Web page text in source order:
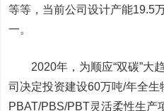
等等，当前公司设计产能19.5
一。
2020年，为顺应“双碳”大
司决定投资建设60万吨/年全生
PBAT/PBS/PBT灵活柔性生产